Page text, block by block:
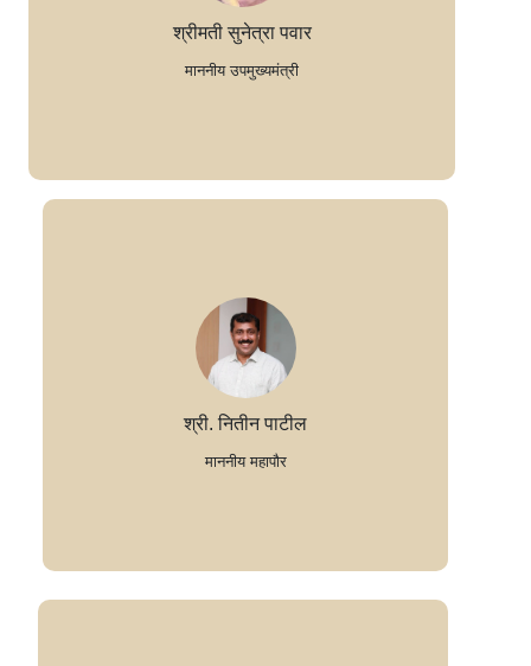
श्रीमती सुनेत्रा पवार
माननीय उपमुख्यमंत्री
श्री. नितीन पाटील
माननीय महापौर